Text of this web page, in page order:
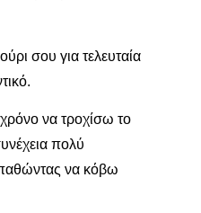
σου για τελευταία
να τροχίσω το
πολύ
να κόβω